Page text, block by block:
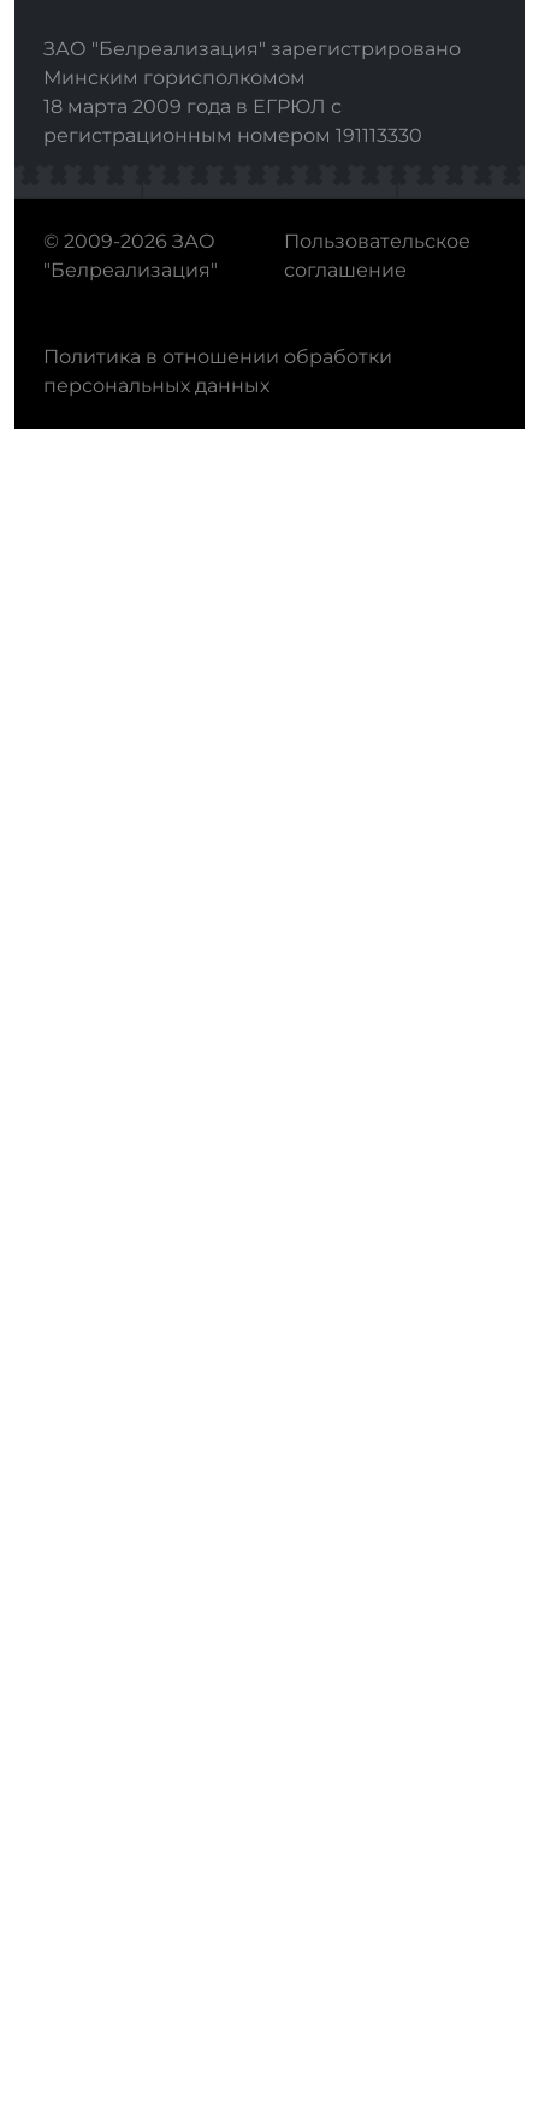
ЗАО "Белреализация" зарегистрировано
Минским горисполкомом
18 марта 2009 года в ЕГРЮЛ с
регистрационным номером 191113330
© 2009-2026 ЗАО
"Белреализация"
Пользовательское
соглашение
Политика в отношении обработки
персональных данных